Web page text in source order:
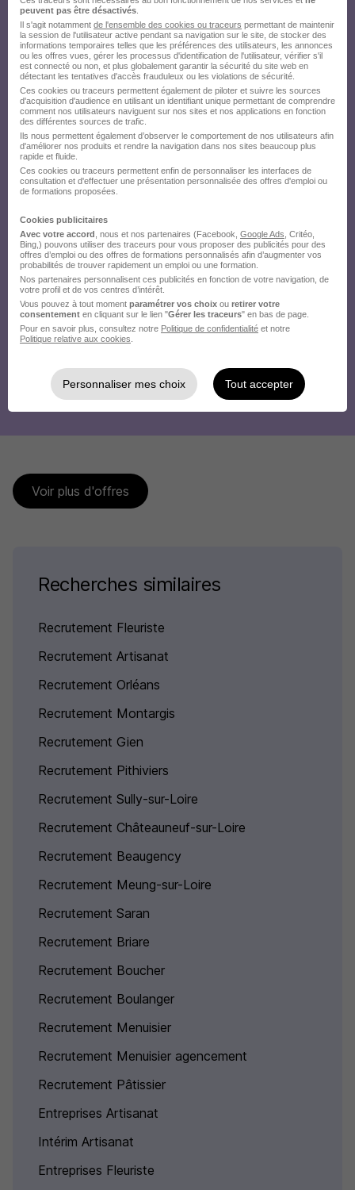
Voir plus d'offres
Recherches similaires
Recrutement Fleuriste
Recrutement Artisanat
Recrutement Orléans
Recrutement Montargis
Recrutement Gien
Recrutement Pithiviers
Recrutement Sully-sur-Loire
Recrutement Châteauneuf-sur-Loire
Recrutement Beaugency
Recrutement Meung-sur-Loire
Recrutement Saran
Recrutement Briare
Recrutement Boucher
Recrutement Boulanger
Recrutement Menuisier
Recrutement Menuisier agencement
Recrutement Pâtissier
Entreprises Artisanat
Intérim Artisanat
Entreprises Fleuriste
peuvent pas être désactivés
Il s'agit notamment de l'ensemble des cookies ou traceurs permettant de maintenir
la session de l'utilisateur active pendant sa navigation sur le site, de stocker des
informations temporaires telles que les préférences des utilisateurs, les annonces
ou les offres vues, gérer les processus d'identification de l'utilisateur, vérifier s'il
est connecté ou non, et plus globalement garantir la sécurité du site web en
détectant les tentatives d'accès frauduleux ou les violations de sécurité.
Ces cookies ou traceurs permettent également de piloter et suivre les sources
d'acquisition d'audience en utilisant un identifiant unique permettant de comprendre
comment nos utilisateurs naviguent sur nos sites et nos applications en fonction
des différentes sources de trafic.
Ils nous permettent également d’observer le comportement de nos utilisateurs afin
d'améliorer nos produits et rendre la navigation dans nos sites beaucoup plus
rapide et fluide.
Ces cookies ou traceurs permettent enfin de personnaliser les interfaces de
consultation et d'effectuer une présentation personnalisée des offres d'emploi ou
de formations proposées.
Cookies publicitaires
Avec votre accord , nous et nos partenaires (Facebook, Google Ads , Critéo,
Bing,) pouvons utiliser des traceurs pour vous proposer des publicités pour des
offres d’emploi ou des offres de formations personnalisés afin d’augmenter vos
probabilités de trouver rapidement un emploi ou une formation.
Nos partenaires personnalisent ces publicités en fonction de votre navigation, de
votre profil et de vos centres d’intérêt.
Vous pouvez à tout moment paramétrer vos choix ou retirer votre
consentement en cliquant sur le lien "Gérer les traceurs" en bas de page.
Pour en savoir plus, consultez notre Politique de confidentialité et notre
Politique relative aux cookies
Personnaliser mes choix Tout accepter